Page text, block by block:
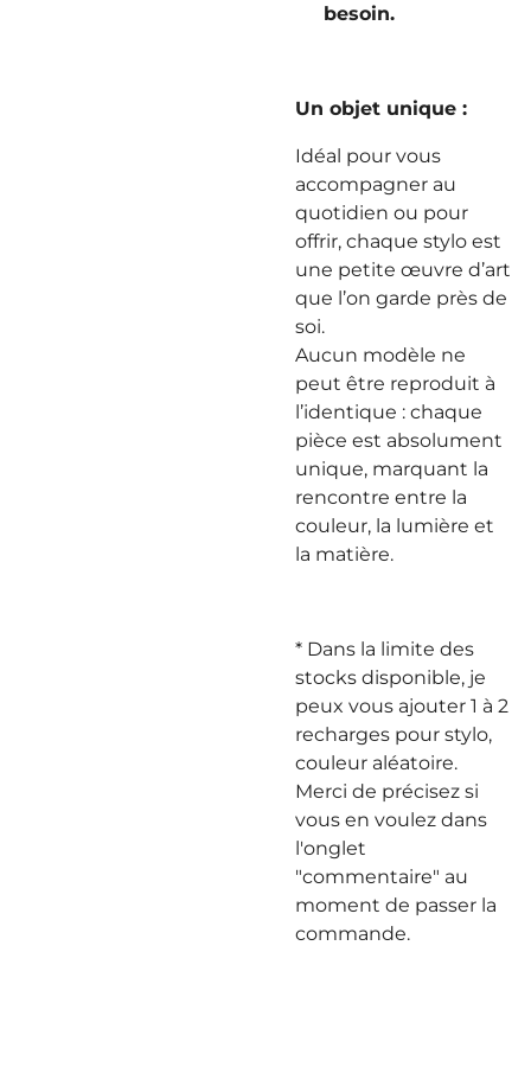
besoin.
Un objet unique :
Idéal pour vous
accompagner au
quotidien ou pour
offrir, chaque stylo est
une petite œuvre d’art
que l’on garde près de
soi.
Aucun modèle ne
peut être reproduit à
l’identique : chaque
pièce est absolument
unique, marquant la
rencontre entre la
couleur, la lumière et
la matière.
* Dans la limite des
stocks disponible, je
peux vous ajouter 1 à 2
recharges pour stylo,
couleur aléatoire.
Merci de précisez si
vous en voulez dans
l'onglet
"commentaire" au
moment de passer la
commande.